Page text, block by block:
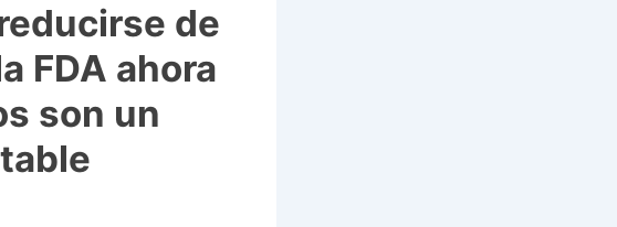
de
FDA ahora
son un